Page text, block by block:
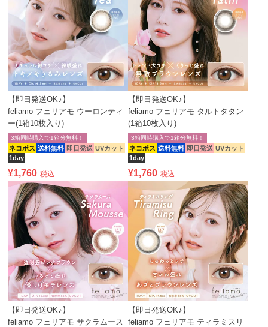
【即日発送OK♪】
feliamo フェリアモ ウーロンティ
ー(1箱10枚入り)
ネコポス 送料無料 即日発送 UVカット
1day
3箱同時購入で1箱分無料！
¥1,760 税込
【即日発送OK♪】
feliamo フェリアモ タルトタタン
(1箱10枚入り)
ネコポス 送料無料 即日発送 UVカット
1day
3箱同時購入で1箱分無料！
¥1,760 税込
【即日発送OK♪】
feliamo フェリアモ サクラムース
【即日発送OK♪】
feliamo フェリアモ ティラミスリ